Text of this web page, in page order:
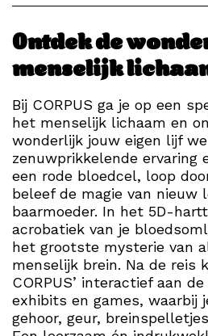
Ontdek de
menselijk
Bij CORPUS ga je op een
het menselijk lichaam en
wonderlijk jouw eigen lijf
zenuwprikkelende ervaring
een rode bloedcel, loop
beleef de magie van nieuw
baarmoeder. In het 5D-
acrobatiek van je
het grootste mysterie van
menselijk brein. Na de reis
CORPUS’ interactief aan
exhibits en games, waarbij
gehoor, geur,